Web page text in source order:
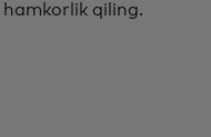
qiling.